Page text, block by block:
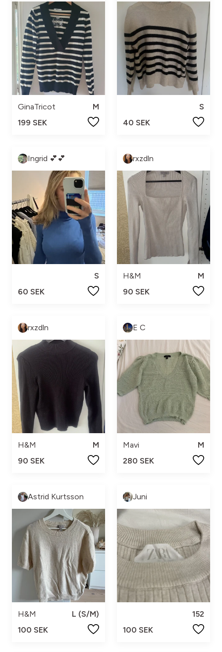
GinaTricot
M
199 SEK
S
40 SEK
Ingrid 💕💕
S
60 SEK
rxzdln
H&M
M
90 SEK
rxzdln
H&M
M
90 SEK
E C
Mavi
M
280 SEK
Astrid Kurtsson
H&M
L (S/M)
100 SEK
Juni
152
100 SEK